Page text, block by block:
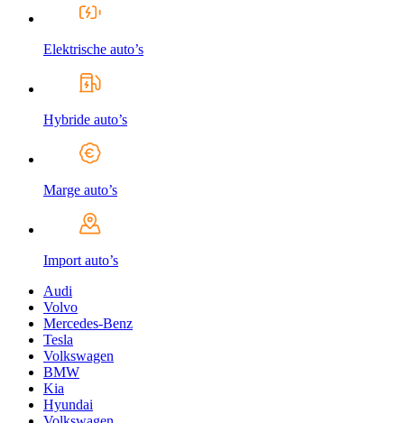
Elektrische auto’s
Hybride auto’s
Marge auto’s
Import auto’s
Audi
Volvo
Mercedes-Benz
Tesla
Volkswagen
BMW
Kia
Hyundai